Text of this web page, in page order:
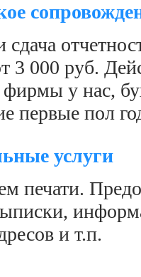
сдача
3 000 руб.
у нас,
первые пол
услуги
печати.
и т.п.